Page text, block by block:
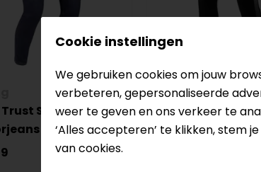
Slim
REV'IT!
Talia Dames
Motorlegging
Cookie instellingen
We gebruiken cookies om jouw
verbeteren, gepersonaliseerde
weer te geven en ons verkeer te
‘Alles accepteren’ te klikken, stem
van cookies.